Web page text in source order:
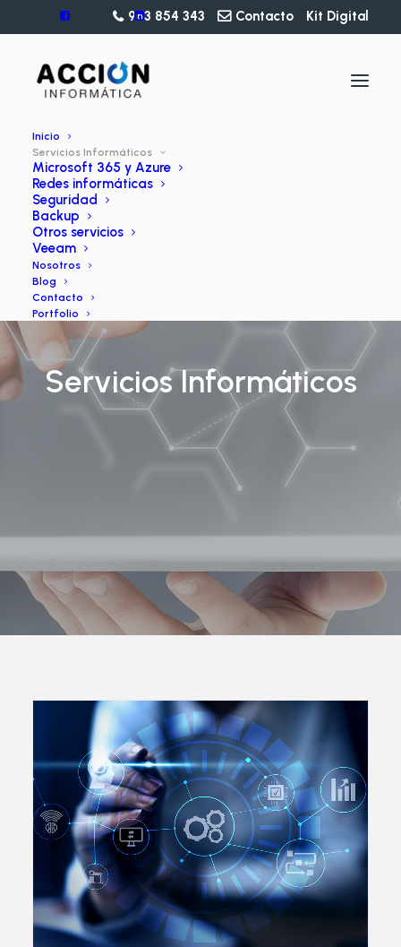
963 854 343 Contacto Kit Digital
Inicio
Servicios Informáticos
Microsoft 365 y Azure
Redes informáticas
Seguridad
Backup
Otros servicios
Veeam
Nosotros
Blog
Contacto
Portfolio
Servicios Informáticos